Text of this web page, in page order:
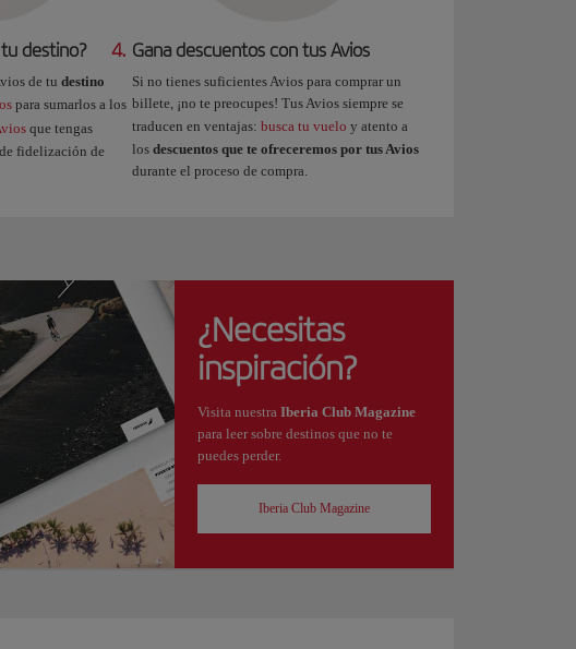
destino?
de tu destino
para sumarlos a los
que tengas
fidelización de
4. Gana descuentos con tus Avios
Si no tienes suficientes Avios para comprar un
billete, ¡no te preocupes! Tus Avios siempre se
traducen en ventajas: busca tu vuelo y atento a
los descuentos que te ofreceremos por tus Avios
durante el proceso de compra.
¿Necesitas
inspiración?
Visita nuestra Iberia Club Magazine
para leer sobre destinos que no te
puedes perder.
Iberia Club Magazine